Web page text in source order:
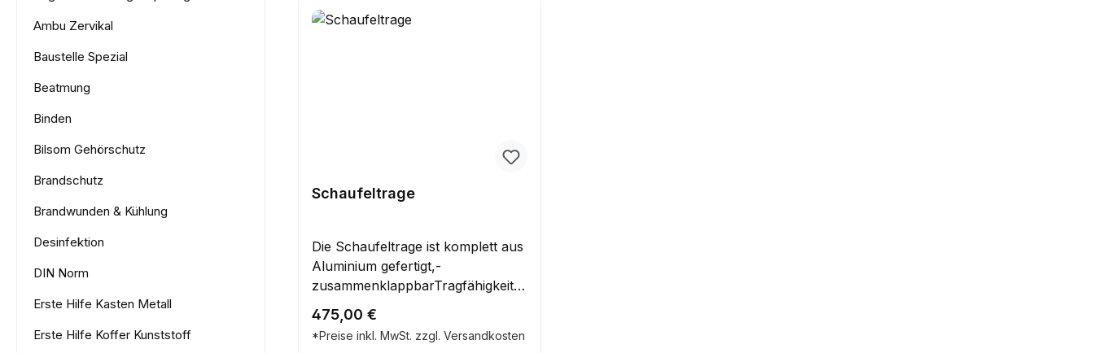
Ambu Zervikal
Baustelle Spezial
Beatmung
Binden
Bilsom Gehörschutz
Brandschutz
Brandwunden & Kühlung
Desinfektion
DIN Norm
Erste Hilfe Kasten Metall
Erste Hilfe Koffer Kunststoff
Schaufeltrage
Die Schaufeltrage ist komplett aus
Aluminium gefertigt,-
zusammenklappbarTragfähigkeit:
ca. 170kgGewicht: 8,3 kgLeichtes
Spezialgerät aus einer farblos
eloxierten Aluminium-
Regulärer Preis:
475,00 €
*Preise inkl. MwSt. zzgl. Versandkosten